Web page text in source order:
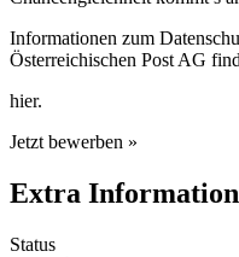
Informationen zum
Österreichischen Post AG
hier.
Jetzt bewerben »
Extra
Status